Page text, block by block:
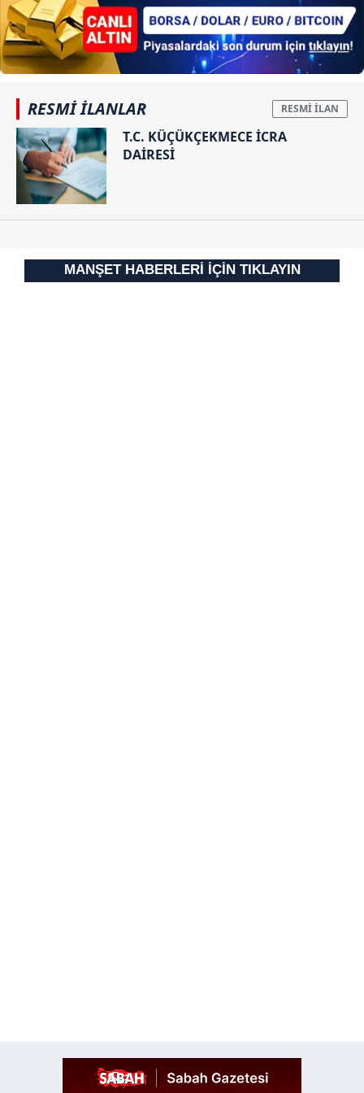
hazırlanmış Aydınlatma Metnimizi okumak ve sitemizde
ilgili mevzuata uygun olarak kullanılan çerezlerle ilgili bilgi
almak için lütfentıklayınız.
RESMİ İLANLAR
T.C. KÜÇÜKÇEKMECE İCRA
DAİRESİ
MANŞET HABERLERİ İÇİN TIKLAYIN